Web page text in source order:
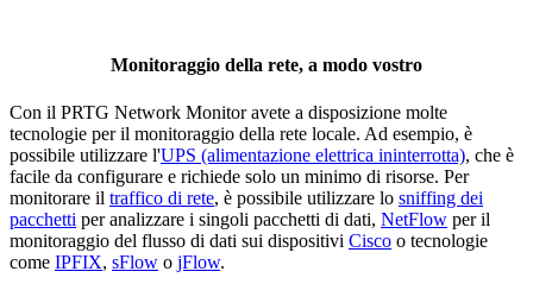
Monitoraggio della rete, a modo vostro
Con il PRTG Network Monitor avete a disposizione molte
tecnologie per il monitoraggio della rete locale. Ad esempio, è
possibile utilizzare l'UPS (alimentazione elettrica ininterrotta), che è
facile da configurare e richiede solo un minimo di risorse. Per
monitorare il traffico di rete, è possibile utilizzare lo sniffing dei
pacchetti per analizzare i singoli pacchetti di dati, NetFlow per il
monitoraggio del flusso di dati sui dispositivi Cisco o tecnologie
come IPFIX, sFlow o jFlow.